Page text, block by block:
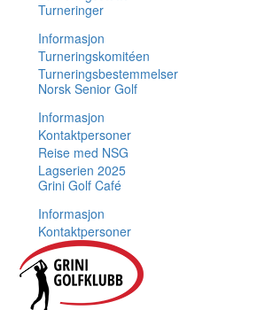
Turneringer
Informasjon
Turneringskomitéen
Turneringsbestemmelser
Norsk Senior Golf
Informasjon
Kontaktpersoner
Reise med NSG
Lagserien 2025
Grini Golf Café
Informasjon
Kontaktpersoner